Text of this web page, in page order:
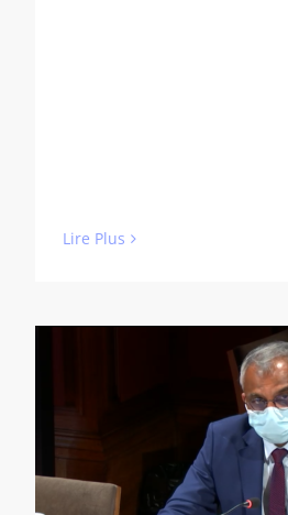
Lire Plus
Commission
(vidéo de